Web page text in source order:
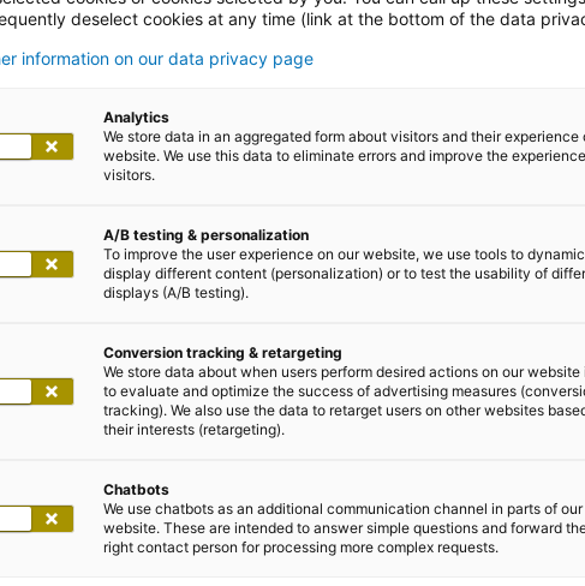
in die Cloud
Sie mit uns
markiert den Beginn einer aufregenden Reise zu neuen
die Effizienz, Agilität und Innovation verspricht. Der
deselect cookies at any time (link at the bottom of the data
information on our data privacy page
Analytics
We store data in an aggregated form about visitors and their experience
website. We use this data to eliminate errors and improve the
visitors.
A/B testing & personalization
To improve the user experience on our website, we use tools to
display different content (personalization) or to test the usability of
displays (A/B testing).
Conversion tracking & retargeting
We store data about when users perform desired actions on our website
to evaluate and optimize the success of advertising measures
tracking). We also use the data to retarget users on other websites
their interests (retargeting).
Chatbots
We use chatbots as an additional communication channel in parts of our
website. These are intended to answer simple questions and forward
right contact person for processing more complex requests.